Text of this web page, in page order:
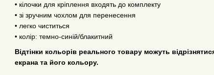
• кілочки для кріплення входять до комплекту
• зі зручним чохлом для перенесення
• легко чиститься
• колір: темно-синій/блакитний
Відтінки кольорів реального товару можуть
екрана та його кольору.